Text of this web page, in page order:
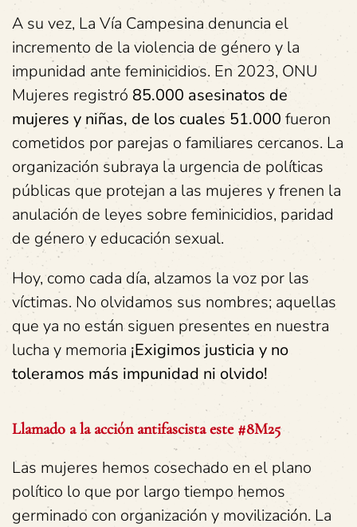
A su vez, La Vía Campesina denuncia el
incremento de la violencia de género y la
impunidad ante feminicidios. En 2023, ONU
Mujeres registró 85.000 asesinatos de
mujeres y niñas, de los cuales 51.000 fueron
cometidos por parejas o familiares cercanos. La
organización subraya la urgencia de políticas
públicas que protejan a las mujeres y frenen la
anulación de leyes sobre feminicidios, paridad
de género y educación sexual.
Hoy, como cada día, alzamos la voz por las
víctimas. No olvidamos sus nombres; aquellas
que ya no están siguen presentes en nuestra
lucha y memoria ¡Exigimos justicia y no
toleramos más impunidad ni olvido!
Llamado a la acción antifascista este #8M25
Las mujeres hemos cosechado en el plano
político lo que por largo tiempo hemos
germinado con organización y movilización. La